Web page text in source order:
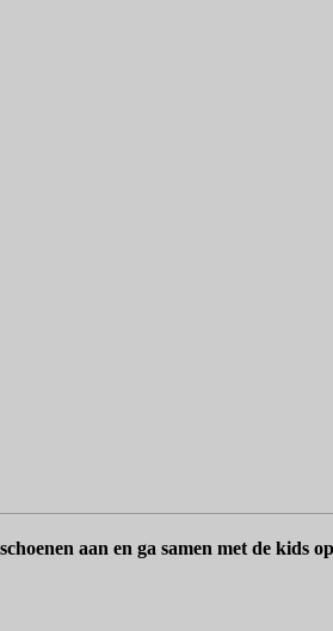
aan en ga samen met de